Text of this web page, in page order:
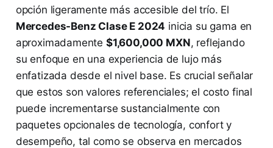
opción ligeramente más accesible del trío. El
Mercedes-Benz Clase E 2024 inicia su gama en
aproximadamente $1,600,000 MXN, reflejando
su enfoque en una experiencia de lujo más
enfatizada desde el nivel base. Es crucial señalar
que estos son valores referenciales; el costo final
puede incrementarse sustancialmente con
paquetes opcionales de tecnología, confort y
desempeño, tal como se observa en mercados